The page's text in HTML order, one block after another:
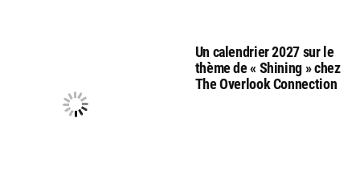
Un calendrier 2027 sur le
thème de « Shining » chez
The Overlook Connection